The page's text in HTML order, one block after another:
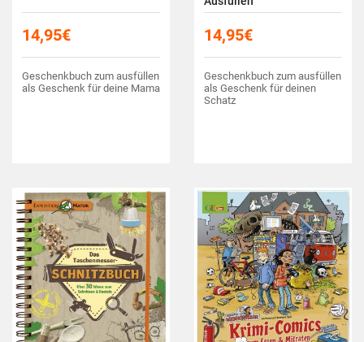
14,95€
Geschenkbuch zum ausfüllen
als Geschenk für deine Mama
14,95€
Geschenkbuch zum ausfüllen
als Geschenk für deinen
Schatz